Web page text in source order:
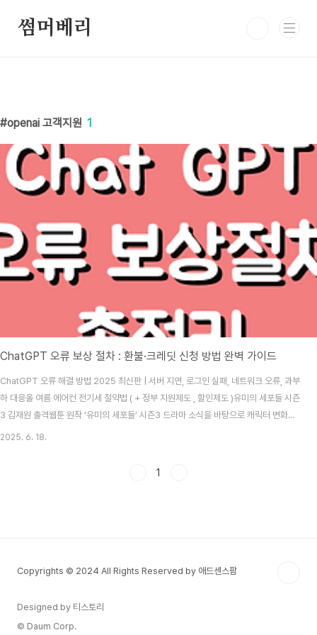
썸머베리
openai 고객지원 1
ChatGPT 오류 보상 절차 : 환불·크레딧 신청 방법 완벽 가이드
ChatGPT 오류 해결 방법 2025 최신판 | 서버 지연, 로그인 실패, 네트워크 오류, 과부
하 대응올 여름 에어컨 전기세 절약법 ( + 정부 지원제도 , 할인제도 )유미의 세포들 시즌
3 김재원 출격웹툰 원작 ‘유미의 세포들’ 시즌3 드라마 소식을 바탕으로 캐릭터 변화와
줄거리를 정리했습니summerberrry.com ChatGPT 6월 11일 오류 보상 안내
2025. 6. 18.
1
Copyrights © 2024 All Rights Reserved by 애드센스팜
Designed by 티스토리
© Daum Corp.